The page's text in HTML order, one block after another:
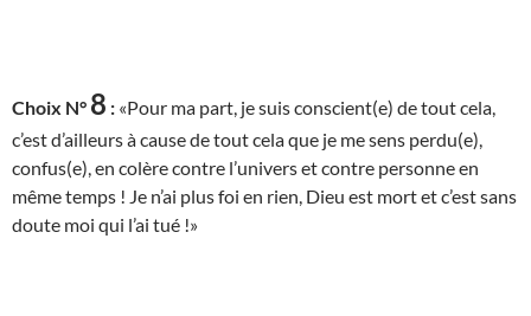
Choix N° 8 : «Pour ma part, je suis conscient(e) de tout cela,
c’est d’ailleurs à cause de tout cela que je me sens perdu(e),
confus(e), en colère contre l’univers et contre personne en
même temps ! Je n’ai plus foi en rien, Dieu est mort et c’est sans
doute moi qui l’ai tué !»